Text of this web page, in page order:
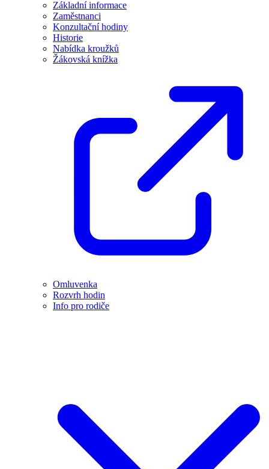
Základní informace
Zaměstnanci
Konzultační hodiny
Historie
Nabídka kroužků
Žákovská knížka
Omluvenka
Rozvrh hodin
Info pro rodiče